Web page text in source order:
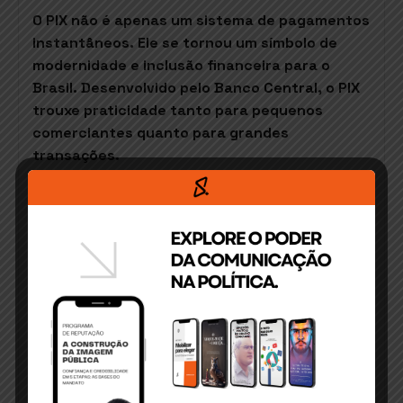
O PIX não é apenas um sistema de pagamentos
instantâneos. Ele se tornou um símbolo de
modernidade e inclusão financeira para o
Brasil. Desenvolvido pelo Banco Central, o PIX
trouxe praticidade tanto para pequenos
comerciantes quanto para grandes
transações.
Ao mexer com algo tão presente no dia a dia
impacto cultural do PIX. A proposta foi
recebida como uma ameaça direta ao acesso
facilitado ao sistema, gerando ansiedade e
desconfiança.
Em uma era de comunicação digital
instantânea, a percepção pública pode ser
moldada em questão de minutos. Isso coloca